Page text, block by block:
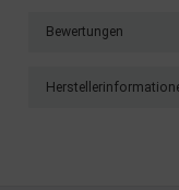
Bewertungen